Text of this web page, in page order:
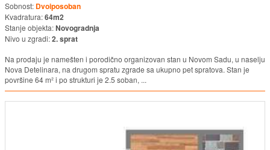
Sobnost: Dvoiposoban
Kvadratura:64m2
Stanje objekta:Novogradnja
Nivo u zgradi:2. sprat
Na prodaju je namešten i porodično organizovan stan u Novom Sadu, u naselju
Nova Detelinara, na drugom spratu zgrade sa ukupno pet spratova. Stan je
površine 64 m² i po strukturi je 2.5 soban, ...